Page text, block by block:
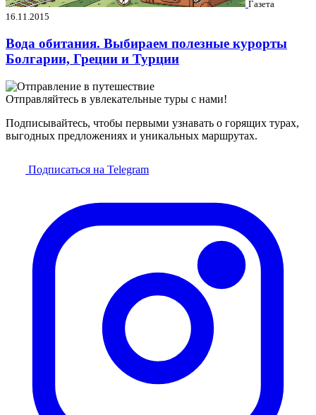
Газета
16.11.2015
Вода обитания. Выбираем полезные курорты
Болгарии, Греции и Турции
Отправляйтесь в увлекательные туры с нами!
Подписывайтесь, чтобы первыми узнавать о горящих турах,
выгодных предложениях и уникальных маршрутах.
Подписаться на Telegram